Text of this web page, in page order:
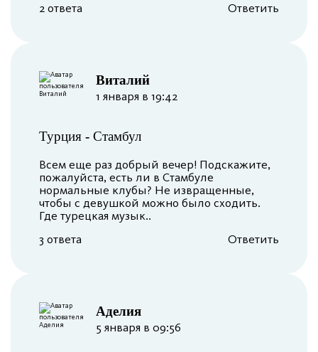
2 ответа Ответить
Виталий
1 января в 19:42
Турция - Стамбул
Всем еще раз добрый вечер! Подскажите,
пожалуйста, есть ли в Стамбуле
нормальные клубы? Не извращенные,
чтобы с девушкой можно было сходить.
Где турецкая музык..
3 ответа
Ответить
Аделия
5 января в 09:56